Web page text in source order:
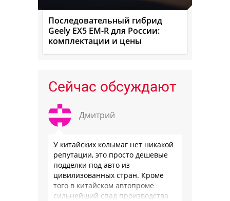
Последовательный гибрид
Geely EX5 EM-R для России:
комплектации и цены
Сейчас обсуждают
Дмитрий
У китайских колымаг нет никакой
репутации, это просто дешевые
подделки под авто из
цивилизованных стран. Кроме
того в китайском автопроме
сильнейший спад производства